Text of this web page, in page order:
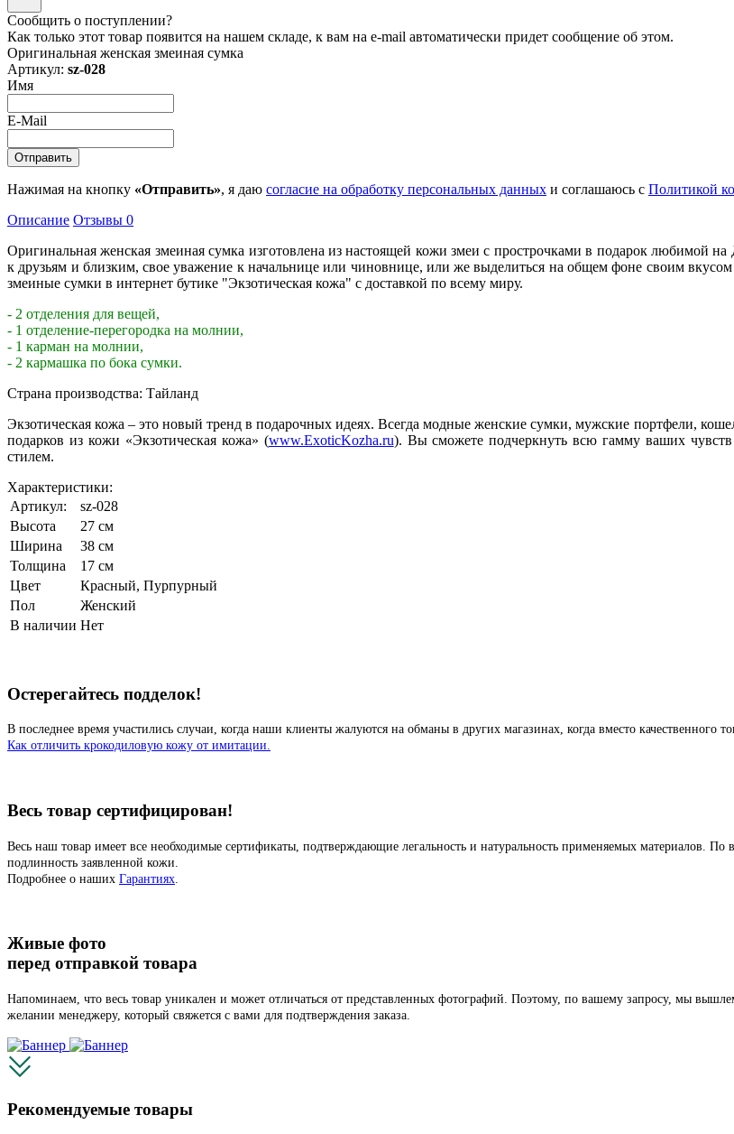
Сообщить о поступлении?
Как только этот товар появится на нашем складе, к вам на e-mail автоматически придет сообщение об этом.
Оригинальная женская змеиная сумка
Артикул: sz-028
Имя
E-Mail
Нажимая на кнопку «Отправить», я даю согласие на обработку персональных данных и соглашаюсь с Политикой
Описание Отзывы 0
Оригинальная женская змеиная сумка изготовлена из настоящей кожи змеи с прострочками в подарок любимой
к друзьям и близким, свое уважение к начальнице или чиновнице, или же выделиться на общем фоне своим
змеиные сумки в интернет бутике "Экзотическая кожа" с доставкой по всему миру.
- 2 отделения для вещей,
- 1 отделение-перегородка на молнии,
- 1 карман на молнии,
- 2 кармашка по бока сумки.
Страна производства: Тайланд
Экзотическая кожа – это новый тренд в подарочных идеях. Всегда модные женские сумки, мужские портфели,
подарков из кожи «Экзотическая кожа» (www.ExoticKozha.ru). Вы сможете подчеркнуть всю гамму ваших
стилем.
Характеристики:
Артикул:
sz-028
Высота
27 см
Ширина
38 см
Толщина
17 см
Цвет
Красный, Пурпурный
Пол
Женский
В наличии Нет
Остерегайтесь подделок!
В последнее время участились случаи, когда наши клиенты жалуются на обманы в других магазинах, когда вместо качественного
Как отличить крокодиловую кожу от имитации.
Весь товар сертифицирован!
Весь наш товар имеет все необходимые сертификаты, подтверждающие легальность и натуральность применяемых материалов.
подлинность заявленной кожи.
Подробнее о наших Гарантиях
Живые фото
перед отправкой товара
Напоминаем, что весь товар уникален и может отличаться от представленных фотографий. Поэтому, по вашему запросу, мы
желании менеджеру, который свяжется с вами для подтверждения заказа.
Рекомендуемые товары